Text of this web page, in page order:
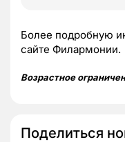
Более подробную
сайте Филармонии.
Возрастное
Поделиться